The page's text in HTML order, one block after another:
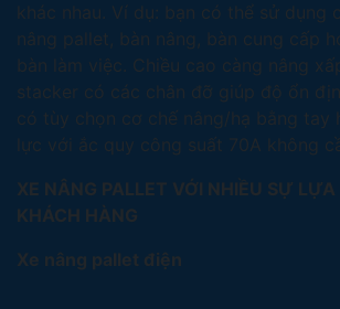
khác nhau. Ví dụ: bạn có thể sử dụng
nâng pallet, bàn nâng, bàn cung cấp
bàn làm việc. Chiều cao càng nâng
stacker có các chân đỡ giúp độ ổn
có tùy chọn cơ chế nâng/hạ bằng tay
lực với ắc quy công suất 70A không
XE NÂNG PALLET VỚI NHIỀU SỰ
KHÁCH HÀNG
Xe nâng pallet điện